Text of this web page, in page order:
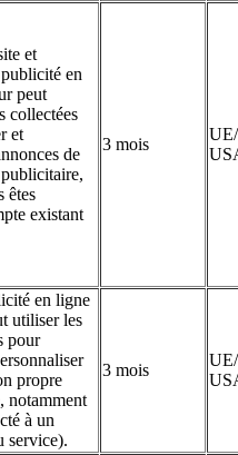
et
en
peut
collectées
et
de
êtes
existant
3 mois
en ligne
utiliser les
pour
propre
notamment
à un
service).
3 mois